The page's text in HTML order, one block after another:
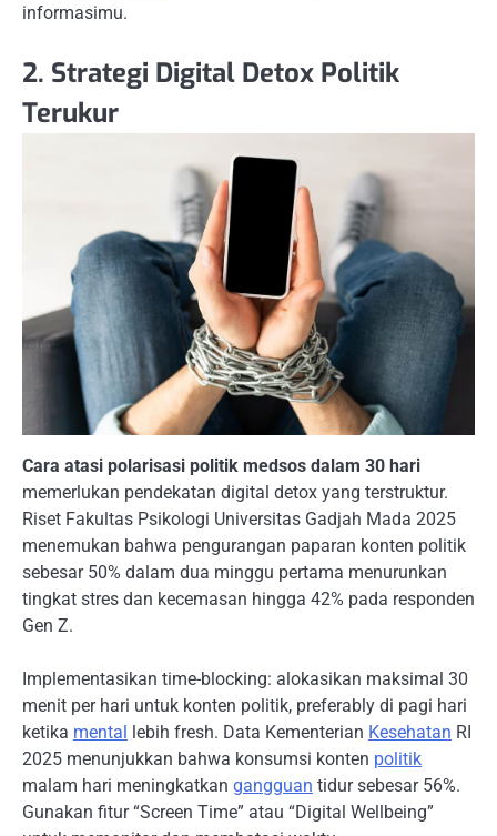
informasimu.
2. Strategi Digital Detox Politik
Terukur
Cara atasi polarisasi politik medsos dalam 30 hari
memerlukan pendekatan digital detox yang terstruktur.
Riset Fakultas Psikologi Universitas Gadjah Mada 2025
menemukan bahwa pengurangan paparan konten politik
sebesar 50% dalam dua minggu pertama menurunkan
tingkat stres dan kecemasan hingga 42% pada responden
Gen Z.
Implementasikan time-blocking: alokasikan maksimal 30
menit per hari untuk konten politik, preferably di pagi hari
ketika mental lebih fresh. Data Kementerian Kesehatan RI
2025 menunjukkan bahwa konsumsi konten politik
malam hari meningkatkan gangguan tidur sebesar 56%.
Gunakan fitur “Screen Time” atau “Digital Wellbeing”